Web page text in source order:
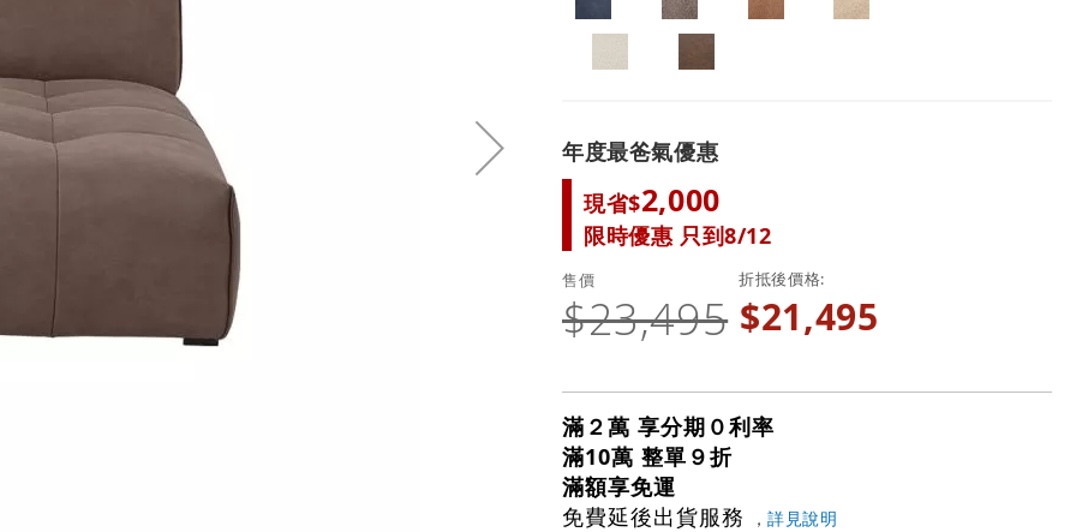
年度最爸氣優惠
現省$2,000
限時優惠 只到8/12
折抵後價格
$21,495
售價
$23,495
滿２萬 享分期０利率
滿10萬 整單９折
滿額享免運
免費延後出貨服務 ，詳見說明